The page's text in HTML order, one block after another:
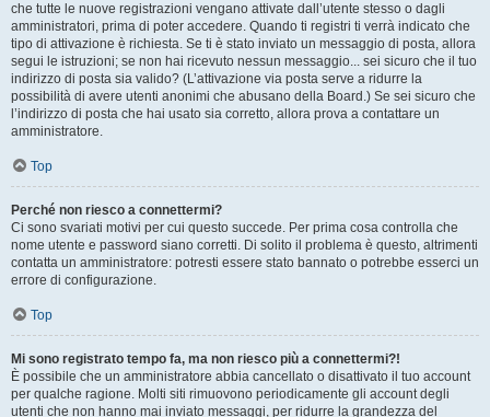
che tutte le nuove registrazioni vengano attivate dall’utente stesso o dagli
amministratori, prima di poter accedere. Quando ti registri ti verrà indicato che
tipo di attivazione è richiesta. Se ti è stato inviato un messaggio di posta, allora
segui le istruzioni; se non hai ricevuto nessun messaggio... sei sicuro che il tuo
indirizzo di posta sia valido? (L’attivazione via posta serve a ridurre la
possibilità di avere utenti anonimi che abusano della Board.) Se sei sicuro che
l’indirizzo di posta che hai usato sia corretto, allora prova a contattare un
amministratore.
Top
Perché non riesco a connettermi?
Ci sono svariati motivi per cui questo succede. Per prima cosa controlla che
nome utente e password siano corretti. Di solito il problema è questo, altrimenti
contatta un amministratore: potresti essere stato bannato o potrebbe esserci un
errore di configurazione.
Top
Mi sono registrato tempo fa, ma non riesco più a connettermi?!
È possibile che un amministratore abbia cancellato o disattivato il tuo account
per qualche ragione. Molti siti rimuovono periodicamente gli account degli
utenti che non hanno mai inviato messaggi, per ridurre la grandezza del